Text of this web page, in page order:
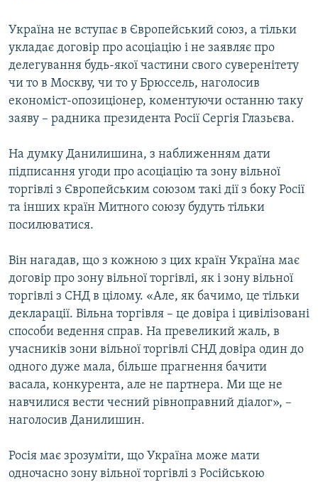
Україна не вступає в Європейський союз, а тільки
укладає договір про асоціацію і не заявляє про
делегування будь-якої частини свого суверенітету
чи то в Москву, чи то у Брюссель, наголосив
економіст-опозиціонер, коментуючи останню таку
заяву – радника президента Росії Сергія Глазьєва.
На думку Данилишина, з наближенням дати
підписання угоди про асоціацію та зону вільної
торгівлі з Європейським союзом такі дії з боку Росії
та інших країн Митного союзу будуть тільки
посилюватися.
Він нагадав, що з кожною з цих країн Україна має
договір про зону вільної торгівлі, як і зону вільної
торгівлі з СНД в цілому. «Але, як бачимо, це тільки
декларації. Вільна торгівля – це довіра і цивілізовані
способи ведення справ. На превеликий жаль, в
учасників зони вільної торгівлі СНД довіра один до
одного дуже мала, більше прагнення бачити
васала, конкурента, але не партнера. Ми ще не
навчилися вести чесний рівноправний діалог», –
наголосив Данилишин.
Росія має зрозуміти, що Україна може мати
одночасно зону вільної торгівлі з Російською